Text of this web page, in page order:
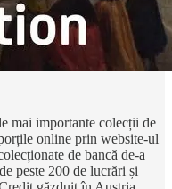
mai importante colecții de
online prin website-ul
de bancă de-a
peste 200 de lucrări și